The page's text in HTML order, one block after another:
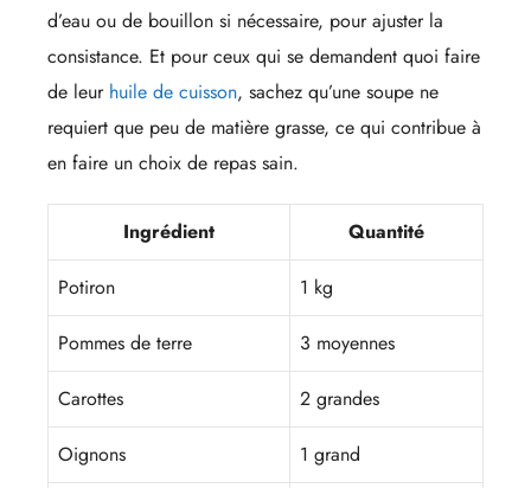
d’eau ou de bouillon si nécessaire, pour ajuster la
consistance. Et pour ceux qui se demandent quoi faire
de leur huile de cuisson, sachez qu’une soupe ne
requiert que peu de matière grasse, ce qui contribue à
en faire un choix de repas sain.
Ingrédient Quantité
Potiron 1 kg
Pommes de terre 3 moyennes
Carottes 2 grandes
Oignons 1 grand